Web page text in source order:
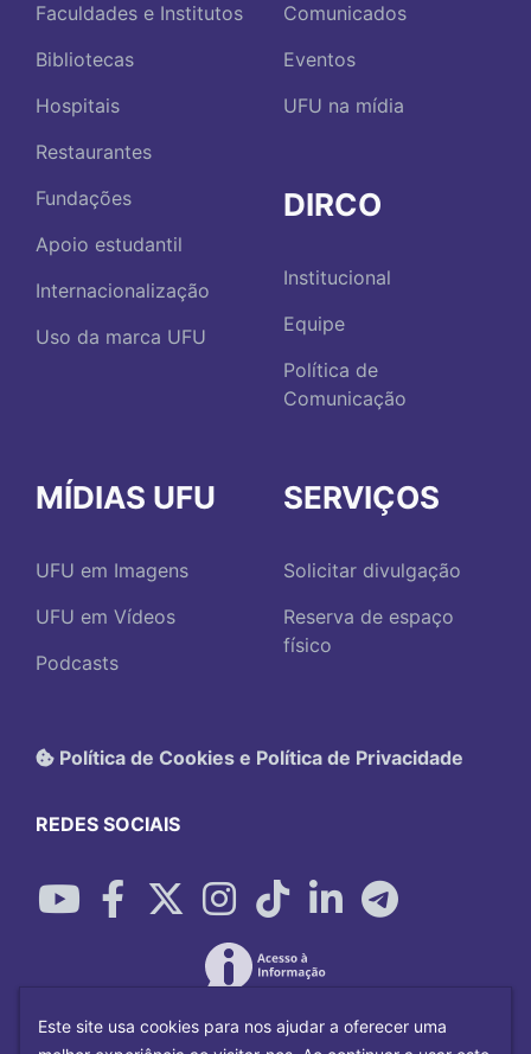
Faculdades e Institutos
Bibliotecas
Hospitais
Restaurantes
Fundações
Apoio estudantil
Internacionalização
Uso da marca UFU
Comunicados
Eventos
UFU na mídia
DIRCO
Institucional
Equipe
Política de
Comunicação
MÍDIAS UFU
UFU em Imagens
UFU em Vídeos
Podcasts
SERVIÇOS
Solicitar divulgação
Reserva de espaço
físico
Política de Cookies e Política de Privacidade
REDES SOCIAIS
Este site usa cookies para nos ajudar a oferecer uma